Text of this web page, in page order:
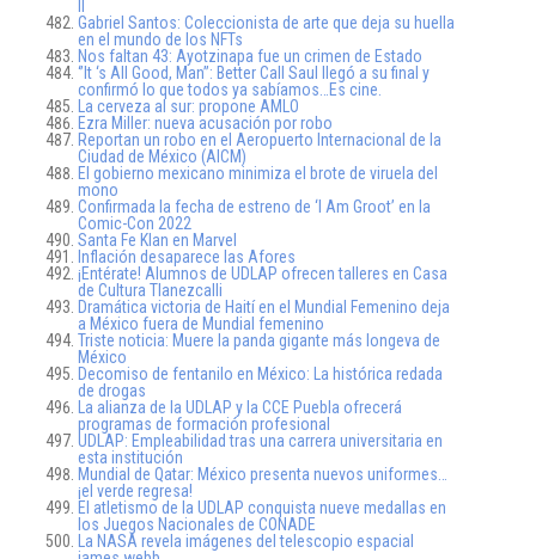
Gabriel Santos: Coleccionista de arte que deja su huella
en el mundo de los NFTs
Nos faltan 43: Ayotzinapa fue un crimen de Estado
‘’It ‘s All Good, Man’’: Better Call Saul llegó a su final y
confirmó lo que todos ya sabíamos…Es cine.
La cerveza al sur: propone AMLO
Ezra Miller: nueva acusación por robo
Reportan un robo en el Aeropuerto Internacional de la
Ciudad de México (AICM)
El gobierno mexicano minimiza el brote de viruela del
mono
Confirmada la fecha de estreno de ‘I Am Groot’ en la
Comic-Con 2022
Santa Fe Klan en Marvel
Inflación desaparece las Afores
¡Entérate! Alumnos de UDLAP ofrecen talleres en Casa
de Cultura Tlanezcalli
Dramática victoria de Haití en el Mundial Femenino deja
a México fuera de Mundial femenino
Triste noticia: Muere la panda gigante más longeva de
México
Decomiso de fentanilo en México: La histórica redada
de drogas
La alianza de la UDLAP y la CCE Puebla ofrecerá
programas de formación profesional
UDLAP: Empleabilidad tras una carrera universitaria en
esta institución
Mundial de Qatar: México presenta nuevos uniformes…
¡el verde regresa!
El atletismo de la UDLAP conquista nueve medallas en
los Juegos Nacionales de CONADE
La NASA revela imágenes del telescopio espacial